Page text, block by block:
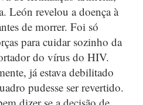
León revelou a doença à
de morrer. Foi só
para cuidar sozinho da
do vírus do HIV.
já estava debilitado
pudesse ser revertido.